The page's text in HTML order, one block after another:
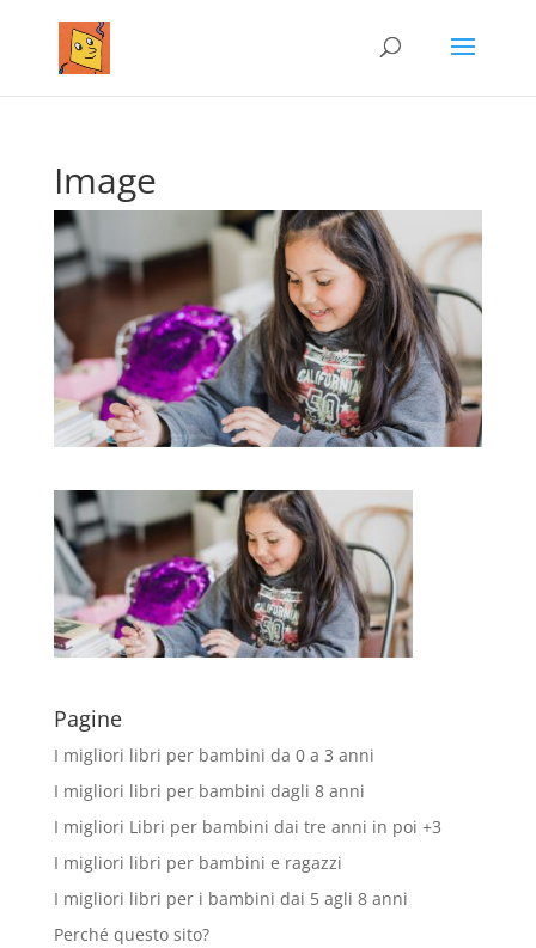
Image
Pagine
I migliori libri per bambini da 0 a 3 anni
I migliori libri per bambini dagli 8 anni
I migliori Libri per bambini dai tre anni in poi +3
I migliori libri per bambini e ragazzi
I migliori libri per i bambini dai 5 agli 8 anni
Perché questo sito?